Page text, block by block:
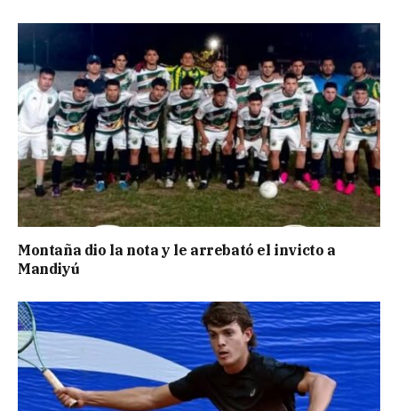
Montaña dio la nota y le arrebató el invicto a
Mandiyú